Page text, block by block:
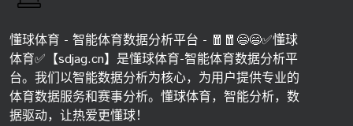
懂球体育 - 智能体育数据分析平台 - 🧧🧧😄😄✅懂球
体育✅【sdjag.cn】是懂球体育-智能体育数据分析平
台。我们以智能数据分析为核心，为用户提供专业的
体育数据服务和赛事分析。懂球体育，智能分析，数
据驱动，让热爱更懂球！